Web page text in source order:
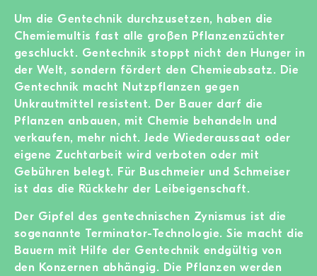
Um die Gentechnik durchzusetzen, haben die
Chemiemultis fast alle großen Pflanzenzüchter
geschluckt. Gentechnik stoppt nicht den Hunger in
der Welt, sondern fördert den Chemieabsatz. Die
Gentechnik macht Nutzpflanzen gegen
Unkrautmittel resistent. Der Bauer darf die
Pflanzen anbauen, mit Chemie behandeln und
verkaufen, mehr nicht. Jede Wiederaussaat oder
eigene Zuchtarbeit wird verboten oder mit
Gebühren belegt. Für Buschmeier und Schmeiser
ist das die Rückkehr der Leibeigenschaft.
Der Gipfel des gentechnischen Zynismus ist die
sogenannte Terminator-Technologie. Sie macht die
Bauern mit Hilfe der Gentechnik endgültig von
den Konzernen abhängig. Die Pflanzen werden